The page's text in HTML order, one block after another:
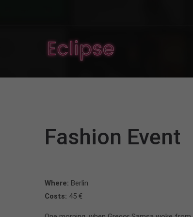
Fashion Event
Where: Berlin
Costs: 45 €